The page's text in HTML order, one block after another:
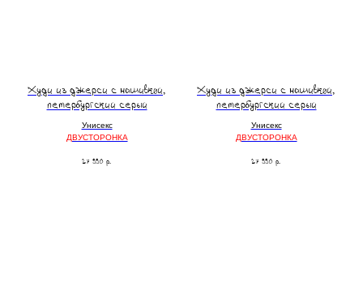
Худи из джерси с нашивкой,
петербургский серый
Унисекс
ДВУСТОРОНКА
27 990 р.
Худи из джерси с нашивкой,
петербургский серый
Унисекс
ДВУСТОРОНКА
27 990 р.